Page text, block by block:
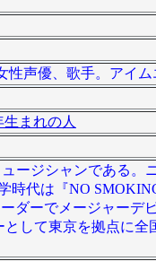
声優、歌手。アイム
まれの人
ージシャンである
代は『NO
ーでメージャーデ
して東京を拠点に